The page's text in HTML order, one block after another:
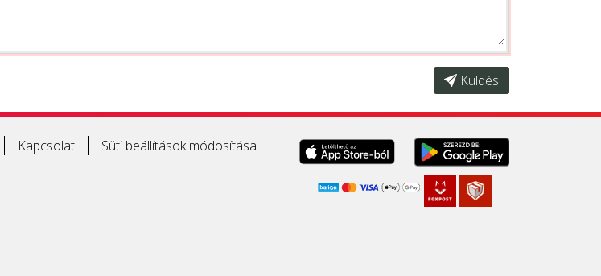
Küldés
Kapcsolat Süti beállítások módosítása